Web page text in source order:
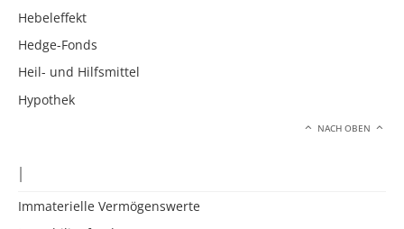
Hebeleffekt
Hedge-Fonds
Heil- und Hilfsmittel
Hypothek
NACH OBEN
I
Immaterielle Vermögenswerte